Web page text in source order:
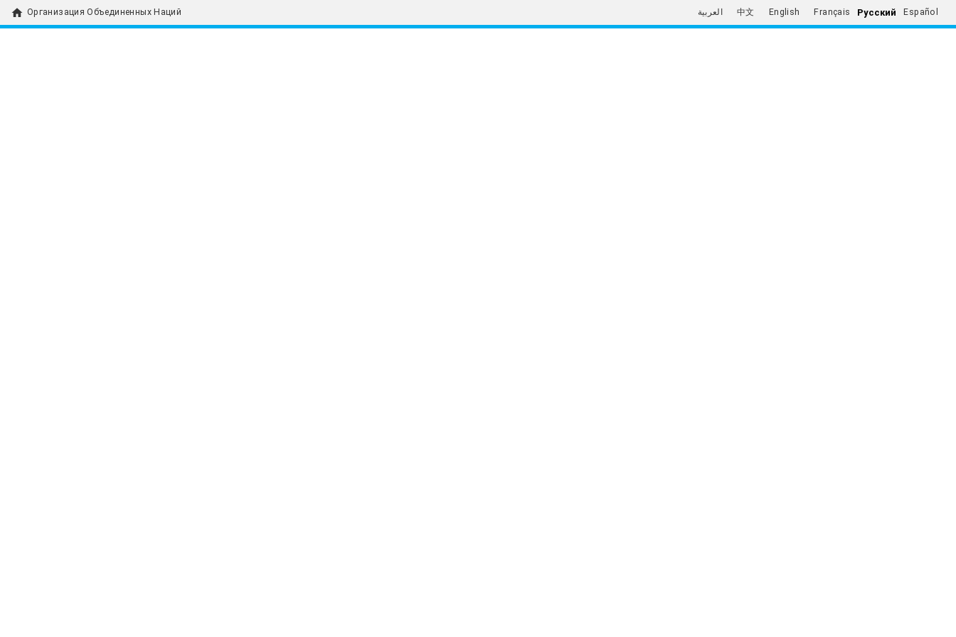
home Организация Объединенных Наций العربية 中文 English Français Русский Español